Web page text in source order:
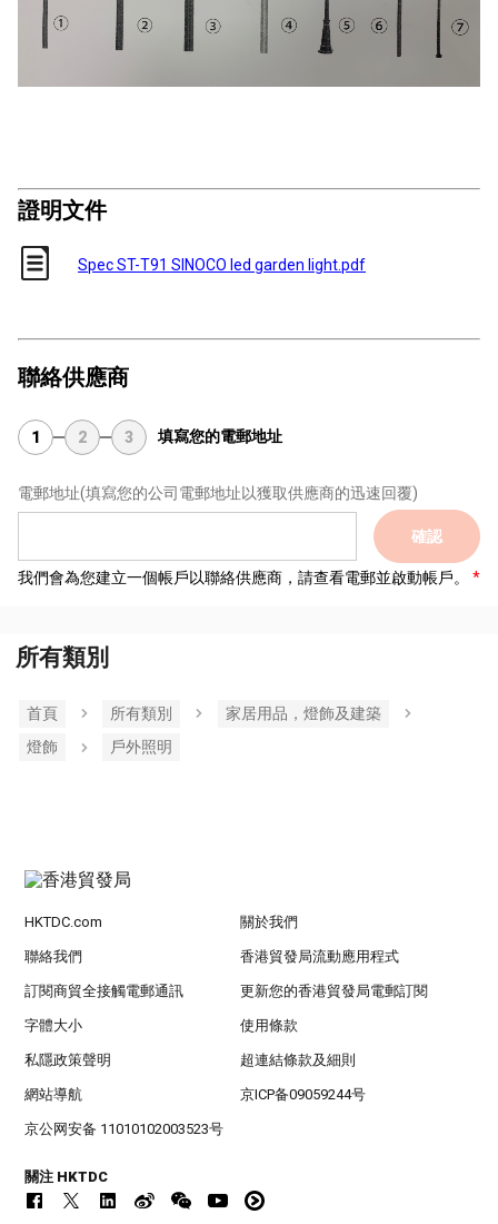
證明文件
Spec ST-T91 SINOCO led garden light.pdf
聯絡供應商
1 2 3 填寫您的電郵地址
電郵地址(填寫您的公司電郵地址以獲取供應商的迅速回覆)
確認
我們會為您建立一個帳戶以聯絡供應商，請查看電郵並啟動帳戶。
所有類別
首頁 所有類別
家居用品，燈飾及建築
燈飾
戶外照明
HKTDC.com 關於我們
聯絡我們 香港貿發局流動應用程式
訂閱商貿全接觸電郵通訊 更新您的香港貿發局電郵訂閱
字體大小 使用條款
私隱政策聲明 超連結條款及細則
網站導航 京ICP备09059244号
京公网安备 11010102003523号
關注 HKTDC